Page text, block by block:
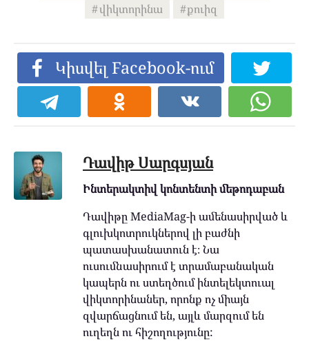
վիկտորինա
քուիզ
Կիսվել Facebook-ում
Դավիթ Սարգսյան
Ինտերակտիվ կոնտենտի մեթոդաբան
Դավիթը MediaMag-ի ամենասիրված և
գլուխկոտրուկներով լի բաժնի
պատասխանատուն է։ Նա
ուսումնասիրում է տրամաբանական
կապերն ու ստեղծում ինտելեկտուալ
վիկտորինաներ, որոնք ոչ միայն
զվարճացնում են, այլև մարզում են
ուղեղն ու հիշողությունը: